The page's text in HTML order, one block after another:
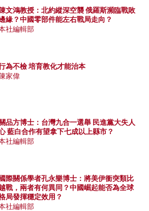
陳文鴻教授：北約縱深空襲 俄羅斯瀕臨戰敗
緣？中國零部件能左右戰局走向？
社編輯部
為不檢 培育教化才能治本
家偉
關品方博士：台灣九合一選舉 民進黨大失人
藍白合作有望拿下七成以上縣市？
社編輯部
國際關係學者孔永樂博士：將美伊衝突類比
戰，兩者有何異同？中國崛起能否為全球
局發揮穩定效用？
社編輯部